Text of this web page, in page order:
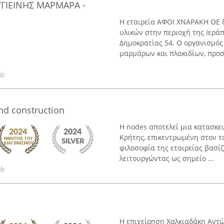
ΜΑΡΜΑΡΑ -
Η εταιρεία ΑΦΟΙ ΧΝΑΡΑΚΗ ΟΕ
υλικών στην περιοχή της
Δημοκρατίας 54. Ο οργανισμός
μαρμάρων και πλακιδίων,
construction
Η nodes αποτελεί μια
Κρήτης, επικεντρωμένη στον
φιλοσοφία της εταιρείας
λειτουργώντας ως σημείο ...
Η επιχείρηση Χαλκιαδάκη